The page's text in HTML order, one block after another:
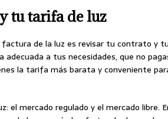
tu tarifa de luz
factura de la luz es revisar tu contrato y
a tus necesidades, que no
la tarifa más barata y conveniente
el mercado regulado y el mercado libre.